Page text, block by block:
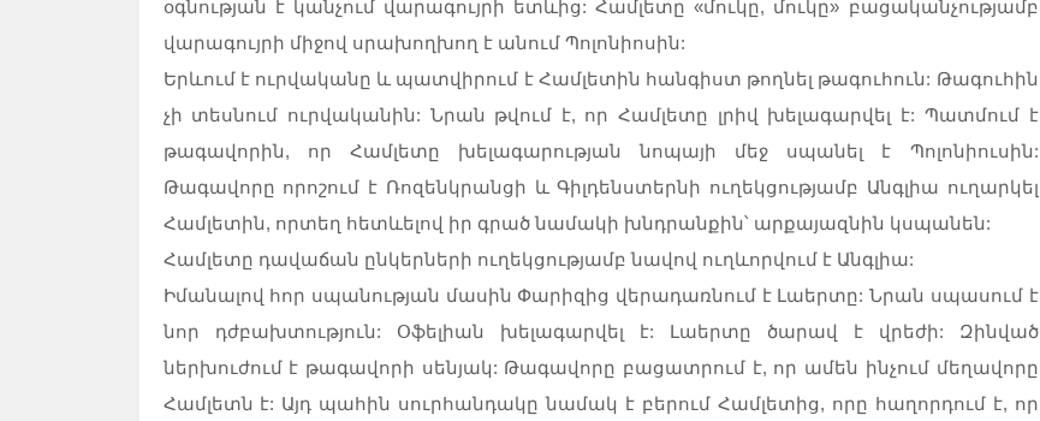
օգնության է կանչում վարագույրի ետևից: Համլետը «մուկը, մուկը» բացականչությամբ
վարագույրի միջով սրախողխող է անում Պոլոնիոսին:
Երևում է ուրվականը և պատվիրում է Համլետին հանգիստ թողնել թագուհուն: Թագուհին
չի տեսնում ուրվականին: Նրան թվում է, որ Համլետը լրիվ խելագարվել է: Պատմում է
թագավորին, որ Համլետը խելագարության նոպայի մեջ սպանել է Պոլոնիուսին:
Թագավորը որոշում է Ռոզենկրանցի և Գիլդենստերնի ուղեկցությամբ Անգլիա ուղարկել
Համլետին, որտեղ հետևելով իր գրած նամակի խնդրանքին՝ արքայազնին կսպանեն:
Համլետը դավաճան ընկերների ուղեկցությամբ նավով ուղևորվում է Անգլիա:
Իմանալով հոր սպանության մասին Փարիզից վերադառնում է Լաերտը: Նրան սպասում է
նոր դժբախտություն: Օֆելիան խելագարվել է: Լաերտը ծարավ է վրեժի: Զինված
ներխուժում է թագավորի սենյակ: Թագավորը բացատրում է, որ ամեն ինչում մեղավորը
Համլետն է: Այդ պահին սուրհանդակը նամակ է բերում Համլետից, որը հաղորդում է, որ